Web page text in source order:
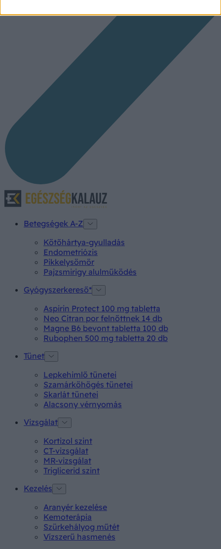
Betegségek A-Z
Kötőhártya-gyulladás
Endometriózis
Pikkelysömör
Pajzsmirigy alulműködés
Gyógyszerkereső*
Aspirin Protect 100 mg tabletta
Neo Citran por felnőttnek 14 db
Magne B6 bevont tabletta 100 db
Rubophen 500 mg tabletta 20 db
Tünet
Lepkehimlő tünetei
Szamárköhögés tünetei
Skarlát tünetei
Alacsony vérnyomás
Vizsgálat
Kortizol szint
CT-vizsgálat
MR-vizsgálat
Triglicerid szint
Kezelés
Aranyér kezelése
Kemoterápia
Szürkehályog műtét
Vízszerű hasmenés